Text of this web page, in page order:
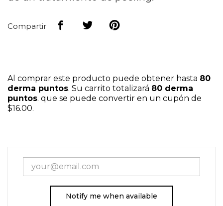
Compartir
Al comprar este producto puede obtener hasta 80
derma puntos. Su carrito totalizará 80 derma
puntos. que se puede convertir en un cupón de
$16.00.
Notify me when available